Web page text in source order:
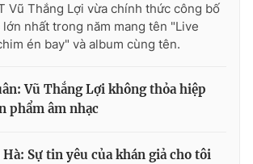
Vũ Thắng Lợi vừa chính thức công bố
lớn nhất trong năm mang tên "Live
én bay" và album cùng tên.
Vũ Thắng Lợi không thỏa hiệp
phẩm âm nhạc
Sự tin yêu của khán giả cho tôi